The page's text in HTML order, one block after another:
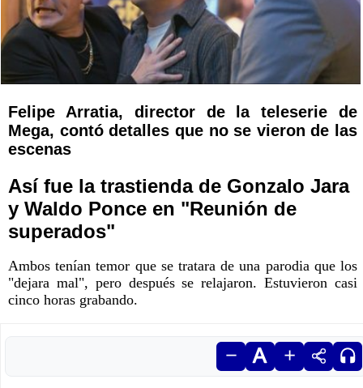
Felipe Arratia, director de la teleserie de
Mega, contó detalles que no se vieron de las
escenas
Así fue la trastienda de Gonzalo Jara
y Waldo Ponce en "Reunión de
superados"
Ambos tenían temor que se tratara de una parodia que los
"dejara mal", pero después se relajaron. Estuvieron casi
cinco horas grabando.